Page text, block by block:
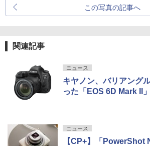
この写真の記事へ
関連記事
ニュース
キヤノン、バリアング
った「EOS 6D Mark II」
ニュース
【CP+】「PowerShot